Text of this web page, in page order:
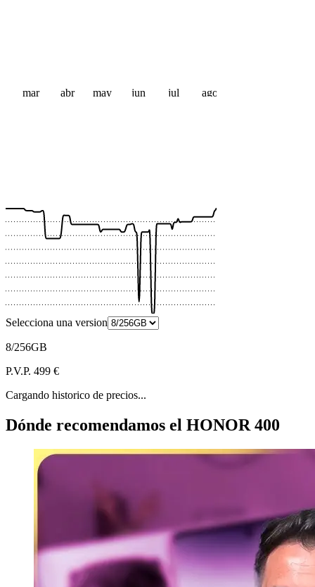
mar abr may jun jul ago
Selecciona una version
8/256GB
P.V.P. 499 €
Cargando historico de precios...
Dónde recomendamos el HONOR 400